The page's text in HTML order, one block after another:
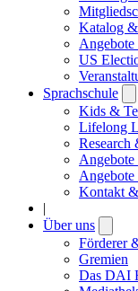
Katalog
Angebote
US
Sprachschule
Kids &
Lifelong
Angebote
Kontakt
|
Über uns
Förderer
Gremien
Das DAI